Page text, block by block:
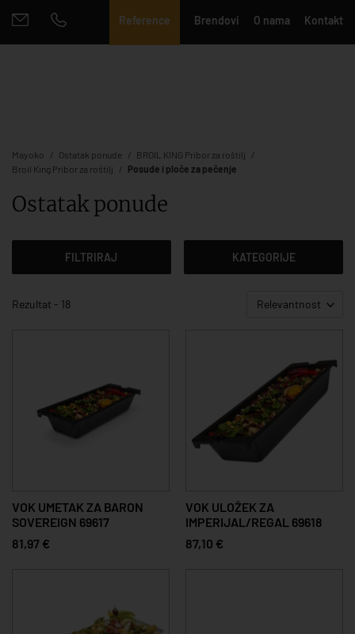
Reference Brendovi O nama Kontakt
Mayoko Ostatak ponude
BROIL KING Pribor za roštilj
Broil King Pribor za roštilj
Posude i ploče za pečenje
Ostatak ponude
FILTRIRAJ KATEGORIJE
Rezultat - 18 Relevantnost
VOK UMETAK ZA BARON
SOVEREIGN 69617
81,97 €
VOK ULOŽEK ZA
IMPERIJAL/REGAL 69618
87,10 €